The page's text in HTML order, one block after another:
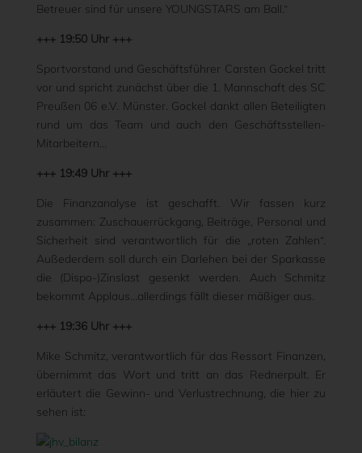
Betreuer sind für unsere YOUNGSTARS am Ball.“
+++ 19:50 Uhr +++
Sportvorstand und Geschäftsführer Carsten Gockel tritt
vor und spricht zunächst über die 1. Mannschaft des SC
Preußen 06 e.V. Münster. Gockel dankt allen Beteiligten
rund um das Team und auch den Geschäftsstellen-
Mitarbeitern…
+++ 19:49 Uhr +++
Die Finanzanalyse ist geschafft. Wir fassen kurz
zusammen: Zuschauerrückgang, Beiträge, Personal und
Sicherheit sind verantwortlich für die „roten Zahlen“.
Außederdem soll durch ein Darlehen bei der Sparkasse
die (Dispo-)Zinslast gesenkt werden. Auch Schmitz
bekommt Applaus…allerdings fällt dieser mäßiger aus.
+++ 19:36 Uhr +++
Mike Schmitz, verantwortlich für das Ressort Finanzen,
übernimmt das Wort und tritt an das Rednerpult. Er
erläutert die Gewinn- und Verlustrechnung, die hier zu
sehen ist: